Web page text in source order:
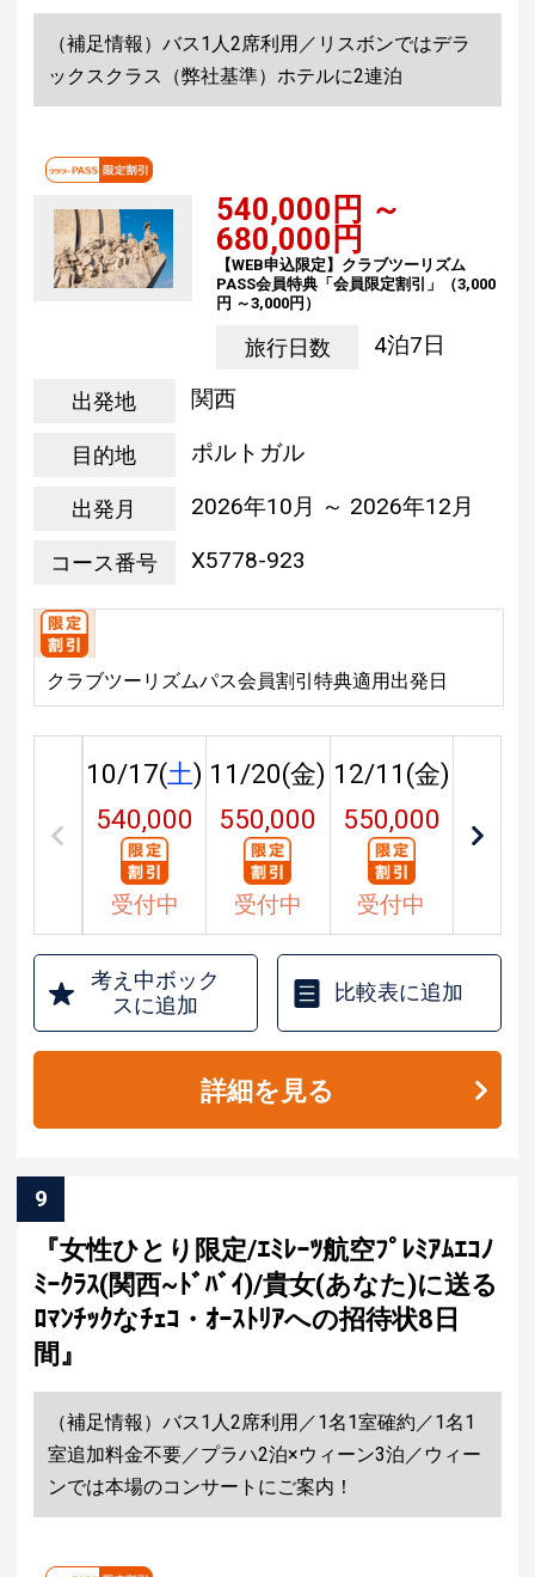
（補足情報）バス1人2席利用／リスボンではデラ
ックスクラス（弊社基準）ホテルに2連泊
540,000円 ～
680,000円
【WEB申込限定】クラブツーリズム
PASS会員特典「会員限定割引」（3,000
円 ～3,000円）
旅行日数 4泊7日
出発地 関西
目的地 ポルトガル
出発月 2026年10月 ～ 2026年12月
コース番号 X5778-923
クラブツーリズムパス会員割引特典適用出発日
10/17(土)
540,000
円
受付中
11/20(金)
550,000
円
受付中
12/11(金)
550,000
円
受付中
考え中ボック
スに追加
比較表に追加
詳細を見る
9
『女性ひとり限定/ｴﾐﾚｰﾂ航空ﾌﾟﾚﾐｱﾑｴｺﾉ
ﾐｰｸﾗｽ(関西~ﾄﾞﾊﾞｲ)/貴女(あなた)に送る
ﾛﾏﾝﾁｯｸなﾁｪｺ・ｵｰｽﾄﾘｱへの招待状8日
間』
（補足情報）バス1人2席利用／1名1室確約／1名1
室追加料金不要／プラハ2泊×ウィーン3泊／ウィー
ンでは本場のコンサートにご案内！